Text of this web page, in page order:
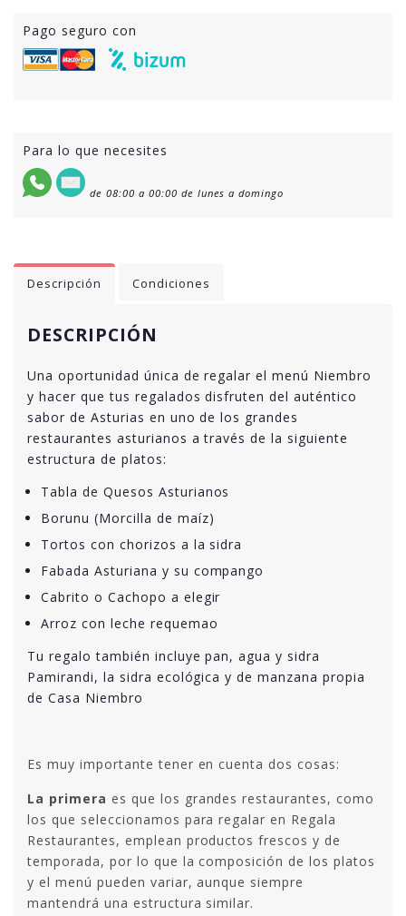
Pago seguro con
Para lo que necesites
de 08:00 a 00:00 de lunes a domingo
Descripción Condiciones
DESCRIPCIÓN
Una oportunidad única de regalar el menú Niembro
y hacer que tus regalados disfruten del auténtico
sabor de Asturias en uno de los grandes
restaurantes asturianos a través de la siguiente
estructura de platos:
Tabla de Quesos Asturianos
Borunu (Morcilla de maíz)
Tortos con chorizos a la sidra
Fabada Asturiana y su compango
Cabrito o Cachopo a elegir
Arroz con leche requemao
Tu regalo también incluye pan, agua y sidra
Pamirandi, la sidra ecológica y de manzana propia
de Casa Niembro
Es muy importante tener en cuenta dos cosas:
La primera es que los grandes restaurantes, como
los que seleccionamos para regalar en Regala
Restaurantes, emplean productos frescos y de
temporada, por lo que la composición de los platos
y el menú pueden variar, aunque siempre
mantendrá una estructura similar.